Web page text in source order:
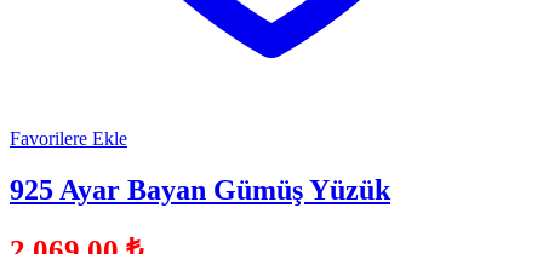
Favorilere Ekle
925 Ayar Bayan Gümüş Yüzük